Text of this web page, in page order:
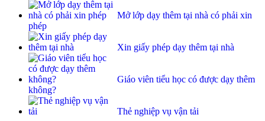
Mở lớp dạy thêm tại nhà có phải xin
phép
Xin giấy phép dạy thêm tại nhà
Giáo viên tiểu học có được dạy thêm
không?
Thẻ nghiệp vụ vận tải